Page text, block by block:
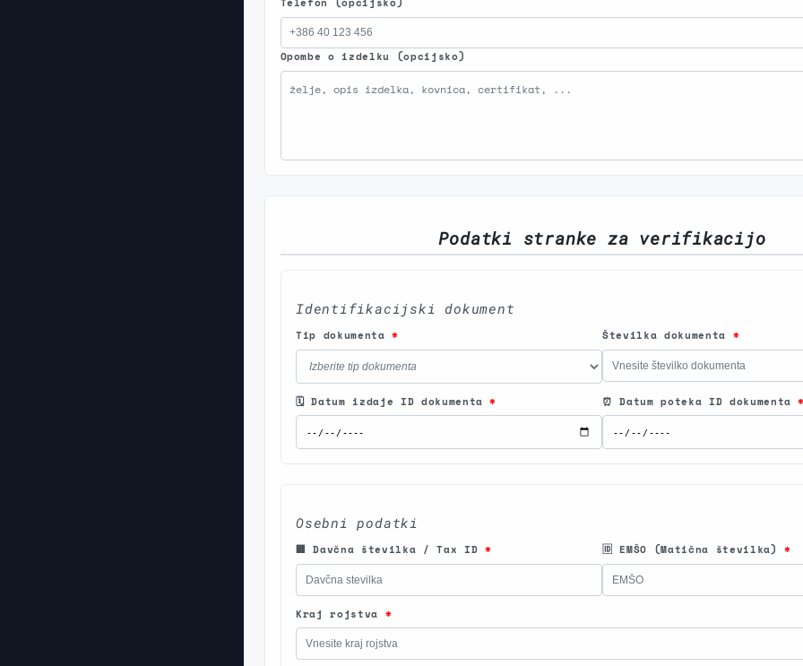
Opombe o izdelku (opcijsko)
Podatki stranke za verifikacijo
Identifikacijski dokument
Tip dokumenta* Številka dokumenta *
🗓️ Datum izdaje ID dokumenta* ⏰ Datum poteka ID dokumenta
Osebni podatki
🏢 Davčna številka / Tax ID * 🆔 EMŠO (Matična številka)*
Kraj rojstva *